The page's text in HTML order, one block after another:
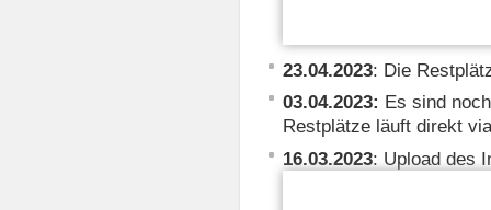
23.04.2023: Die
03.04.2023: Es sind
Restplätze läuft direkt
16.03.2023: Upload des